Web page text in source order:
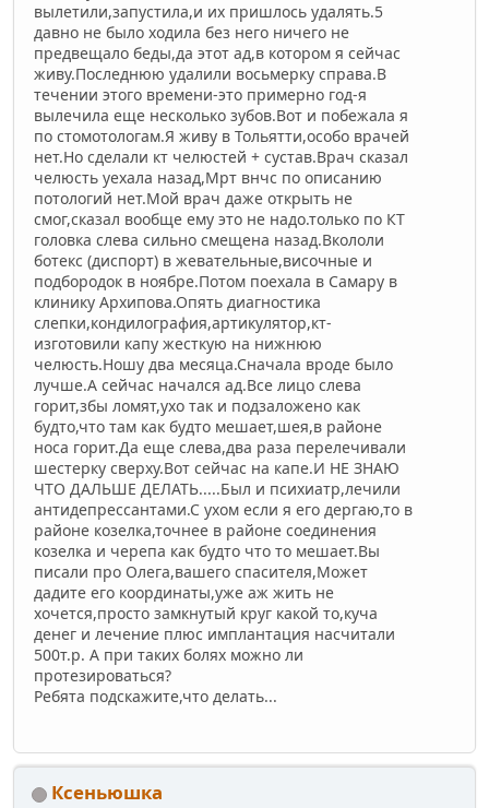
вылетили,запустила,и их пришлось удалять.5
давно не было ходила без него ничего не
предвещало беды,да этот ад,в котором я сейчас
живу.Последнюю удалили восьмерку справа.В
течении этого времени-это примерно год-я
вылечила еще несколько зубов.Вот и побежала я
по стомотологам.Я живу в Тольятти,особо врачей
нет.Но сделали кт челюстей + сустав.Врач сказал
челюсть уехала назад,Мрт внчс по описанию
потологий нет.Мой врач даже открыть не
смог,сказал вообще ему это не надо.только по КТ
головка слева сильно смещена назад.Вкололи
ботекс (диспорт) в жевательные,височные и
подбородок в ноябре.Потом поехала в Самару в
клинику Архипова.Опять диагностика
слепки,кондилография,артикулятор,кт-
изготовили капу жесткую на нижнюю
челюсть.Ношу два месяца.Сначала вроде было
лучше.А сейчас начался ад.Все лицо слева
горит,збы ломят,ухо так и подзаложено как
будто,что там как будто мешает,шея,в районе
носа горит.Да еще слева,два раза перелечивали
шестерку сверху.Вот сейчас на капе.И НЕ ЗНАЮ
ЧТО ДАЛЬШЕ ДЕЛАТЬ.....Был и психиатр,лечили
антидепрессантами.С ухом если я его дергаю,то в
районе козелка,точнее в районе соединения
козелка и черепа как будто что то мешает.Вы
писали про Олега,вашего спасителя,Может
дадите его координаты,уже аж жить не
хочется,просто замкнутый круг какой то,куча
денег и лечение плюс имплантация насчитали
500т.р. А при таких болях можно ли
протезироваться?
Ребята подскажите,что делать...
Ксеньюшка